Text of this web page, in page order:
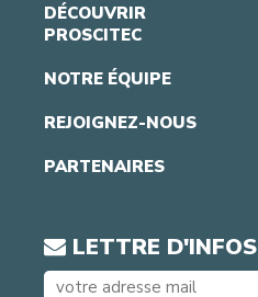
DÉCOUVRIR
PROSCITEC
NOTRE ÉQUIPE
REJOIGNEZ-NOUS
PARTENAIRES
LETTRE D'INFOS